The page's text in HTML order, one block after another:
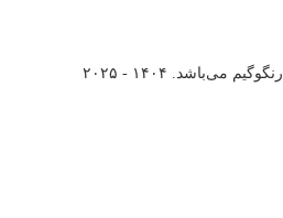
رنگوگیم می‌باشد. ۱۴۰۴ - ۲۰۲۵